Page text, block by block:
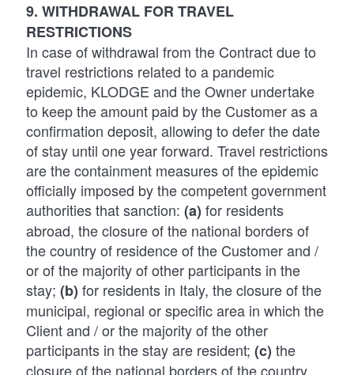
9. WITHDRAWAL FOR TRAVEL
RESTRICTIONS
In case of withdrawal from the Contract due to
travel restrictions related to a pandemic
epidemic, KLODGE and the Owner undertake
to keep the amount paid by the Customer as a
confirmation deposit, allowing to defer the date
of stay until one year forward. Travel restrictions
are the containment measures of the epidemic
officially imposed by the competent government
authorities that sanction: (a) for residents
abroad, the closure of the national borders of
the country of residence of the Customer and /
or of the majority of other participants in the
stay; (b) for residents in Italy, the closure of the
municipal, regional or specific area in which the
Client and / or the majority of the other
participants in the stay are resident; (c) the
closure of the national borders of the country